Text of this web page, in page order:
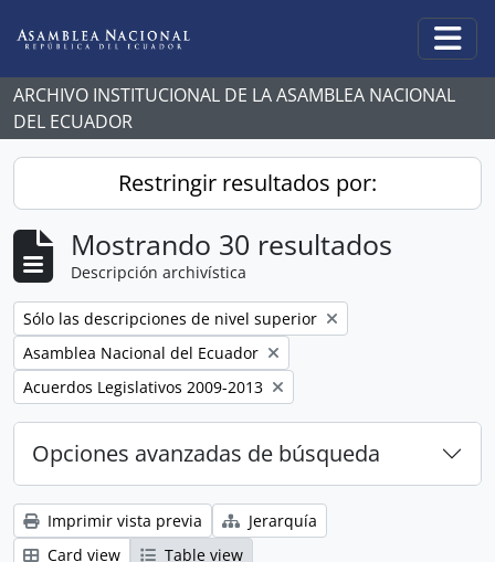
ARCHIVO INSTITUCIONAL DE LA ASAMBLEA NACIONAL
DEL ECUADOR
Restringir resultados por:
Mostrando 30 resultados
Descripción archivística
Remove filter:
Sólo las descripciones de nivel superior
Remove filter:
Asamblea Nacional del Ecuador
Remove filter:
Acuerdos Legislativos 2009-2013
Opciones avanzadas de búsqueda
Imprimir vista previa
Jerarquía
Card view
Table view